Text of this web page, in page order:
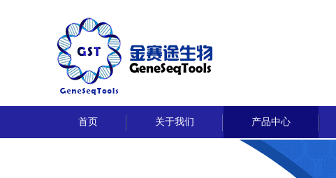
首页 关于我们 产品中心